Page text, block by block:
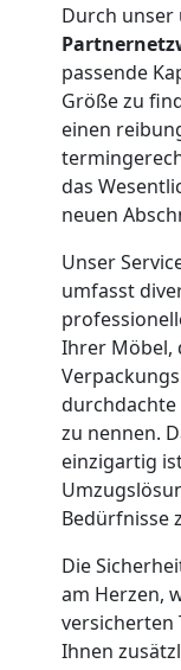
Durch unser
passende
Größe zu
einen
das
neuen
Unser
umfasst
Ihrer Möbel,
zu nennen.
einzigartig
Bedürfnisse
Die
am Herzen,
versicherten
Ihnen